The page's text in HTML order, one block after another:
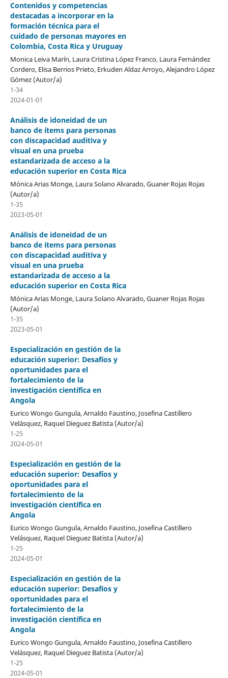
Contenidos y competencias
destacadas a incorporar en la
formación técnica para el
cuidado de personas mayores en
Colombia, Costa Rica y Uruguay
Monica Leiva Marín, Laura Cristina López Franco, Laura Fernández
Cordero, Elisa Berrios Prieto, Erkuden Aldaz Arroyo, Alejandro López
Gómez (Autor/a)
1-34
2024-01-01
Análisis de idoneidad de un
banco de ítems para personas
con discapacidad auditiva y
visual en una prueba
estandarizada de acceso a la
educación superior en Costa Rica
Mónica Arias Monge, Laura Solano Alvarado, Guaner Rojas Rojas
(Autor/a)
1-35
2023-05-01
Análisis de idoneidad de un
banco de ítems para personas
con discapacidad auditiva y
visual en una prueba
estandarizada de acceso a la
educación superior en Costa Rica
Mónica Arias Monge, Laura Solano Alvarado, Guaner Rojas Rojas
(Autor/a)
1-35
2023-05-01
Especialización en gestión de la
educación superior: Desafíos y
oportunidades para el
fortalecimiento de la
investigación científica en
Angola
Eurico Wongo Gungula, Arnaldo Faustino, Josefina Castillero
Velásquez, Raquel Dieguez Batista (Autor/a)
1-25
2024-05-01
Especialización en gestión de la
educación superior: Desafíos y
oportunidades para el
fortalecimiento de la
investigación científica en
Angola
Eurico Wongo Gungula, Arnaldo Faustino, Josefina Castillero
Velásquez, Raquel Dieguez Batista (Autor/a)
1-25
2024-05-01
Especialización en gestión de la
educación superior: Desafíos y
oportunidades para el
fortalecimiento de la
investigación científica en
Angola
Eurico Wongo Gungula, Arnaldo Faustino, Josefina Castillero
Velásquez, Raquel Dieguez Batista (Autor/a)
1-25
2024-05-01